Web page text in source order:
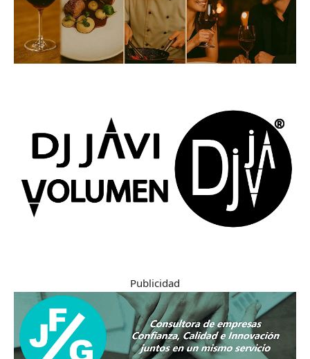
Publicidad